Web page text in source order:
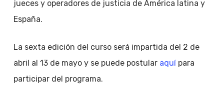
jueces y operadores de justicia de América latina y
España.
La sexta edición del curso será impartida del 2 de
abril al 13 de mayo y se puede postular aquípara
participar del programa.